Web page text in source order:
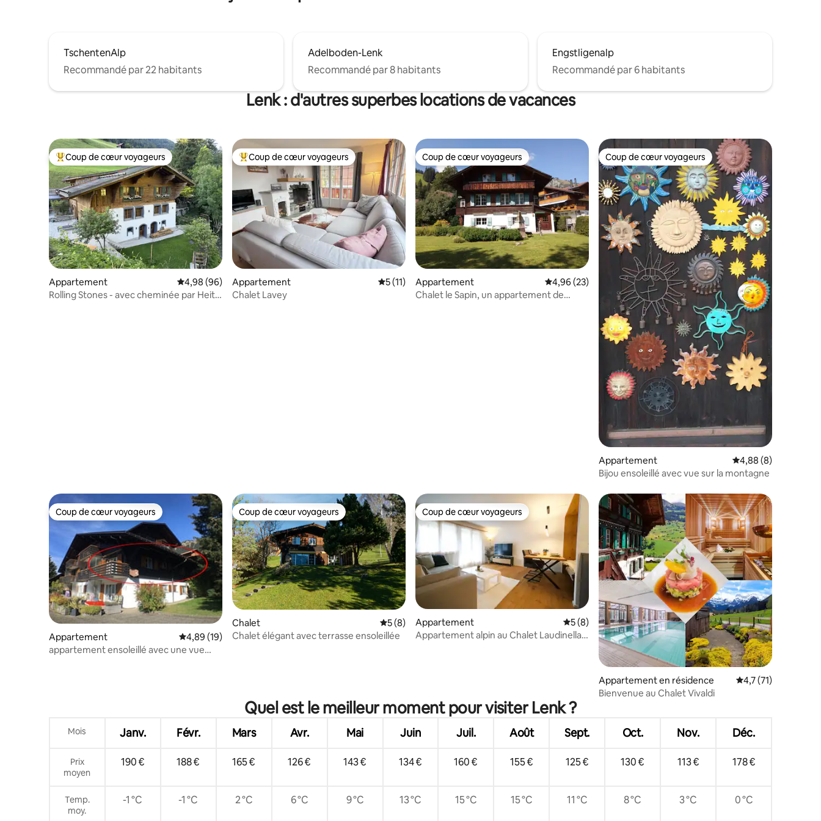
TschentenAlp
Recommandé par 22 habitants
Adelboden-Lenk
Recommandé par 8 habitants
Engstligenalp
Recommandé par 6 habitants
Lenk : d'autres superbes locations de vacances
Coups de cœur voyageurs les plus appréciés
Coup de cœur voyageurs
Appartement Évaluation moyenne sur la base de 96 commentaires : 4,98 sur 5
4,98 (96)
Rolling Stones - avec cheminée par Heiti
Coups de cœur voyageurs les plus appréciés
Coup de cœur voyageurs
Appartement Évaluation moyenne sur la base de 11 commentaires : 5 sur 5
5 (11)
Chalet Lavey
Coup de cœur voyageurs
Coup de cœur voyageurs
Appartement Évaluation moyenne sur la base de 23 commentaires : 4,96 sur 5
4,96 (23)
Chalet le Sapin, un appartement de
Coup de cœur voyageurs
Coup de cœur voyageurs
Appartement Évaluation moyenne
4,88 (8)
Bijou ensoleillé avec vue sur la montagne
Coup de cœur voyageurs
Coup de cœur voyageurs
Appartement Évaluation moyenne sur la base de 19 commentaires : 4,89 sur 5
4,89 (19)
appartement ensoleillé avec une vue
Coup de cœur voyageurs
Coup de cœur voyageurs
Chalet Évaluation moyenne sur la base de 8 commentaires : 5 sur 5
5 (8)
Chalet élégant avec terrasse ensoleillée
Coup de cœur voyageurs
Coup de cœur voyageurs
Appartement Évaluation moyenne sur la base de 8 commentaires : 5 sur 5
5 (8)
Appartement alpin au Chalet Laudinella
Appartement en résidence Évaluation
4,7 (71)
Bienvenue au Chalet Vivaldi
Quel est le meilleur moment pour visiter Lenk ?
Mois Janv. Févr. Mars Avr. Mai Juin Juil. Août Sept. Oct. Nov. Déc.
Prix
moyen
190 € 188 € 165 € 126 € 143 € 134 € 160 € 155 € 125 € 130 € 113 € 178 €
Temp.
moy.
-1 °C -1 °C 2 °C 6 °C 9 °C 13 °C 15 °C 15 °C 11 °C 8 °C 3 °C 0 °C